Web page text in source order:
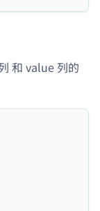
和 value 列的